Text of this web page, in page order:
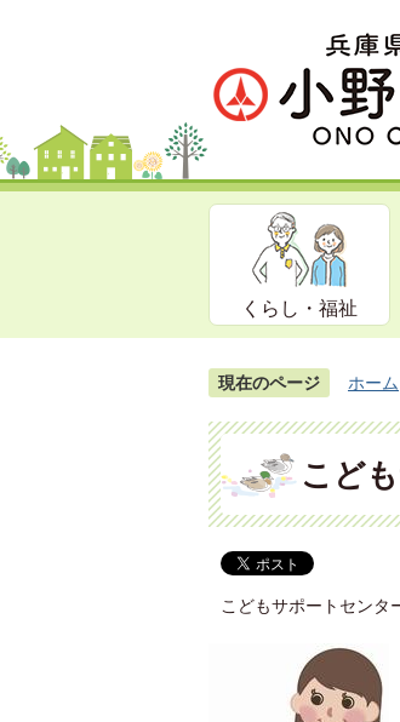
くらし・福祉
現在のページ ホーム
こど
こどもサポートセンタ